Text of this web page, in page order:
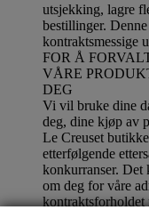
utsjekking, lagre
bestillinger.
kontraktsmessige
FOR Å
VÅRE
DEG
Vi vil bruke dine
deg, dine kjøp av
Le Creuset
etterfølgende
konkurranser. Det
om deg for våre
kontraktsforholdet